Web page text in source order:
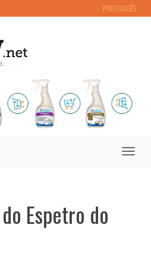
PORTUGUÊS
Toggle
Espetro do